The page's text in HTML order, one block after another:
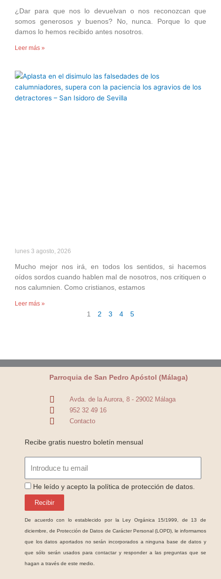
¿Dar para que nos lo devuelvan o nos reconozcan que
somos generosos y buenos? No, nunca. Porque lo que
damos lo hemos recibido antes nosotros.
Leer más »
lunes 3 agosto, 2026
Mucho mejor nos irá, en todos los sentidos, si hacemos
oídos sordos cuando hablen mal de nosotros, nos critiquen o
nos calumnien. Como cristianos, estamos
Leer más »
1 2 3 4 5
Parroquia de San Pedro Apóstol (Málaga)
Avda. de la Aurora, 8 - 29002 Málaga
952 32 49 16
Contacto
Recibe gratis nuestro boletín mensual
ProteccionDatos
He leído y acepto la política de protección de datos.
Recibir
De acuerdo con lo establecido por la Ley Orgánica 15/1999, de 13 de
diciembre, de Protección de Datos de Carácter Personal (LOPD), le informamos
que los datos aportados no serán incorporados a ninguna base de datos y
que sólo serán usados para contactar y responder a las preguntas que se
hagan a través de este medio.